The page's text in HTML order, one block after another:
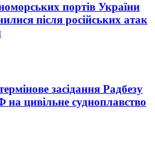
портів України
після російських атак
засідання Радбезу
цивільне судноплавство